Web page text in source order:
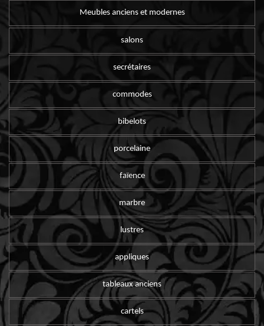
Meubles anciens et modernes
salons
secrétaires
commodes
bibelots
porcelaine
faïence
marbre
lustres
appliques
tableaux anciens
cartels